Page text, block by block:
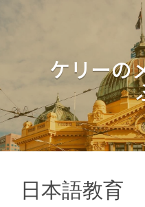
ケリーの
日本語教育